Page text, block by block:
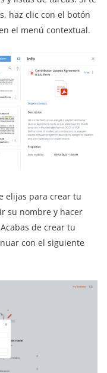
haz clic con el botón
el menú contextual.
elijas para crear tu
su nombre y hacer
de crear tu
con el siguiente